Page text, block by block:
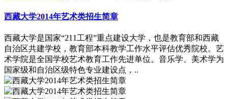
西藏大学2014年艺术类招生简章
西藏大学是国家“211工程”重点建设大学，也是教育部和西藏
自治区共建学校，教育部本科教学工作水平评估优秀院校。艺
术学院是全国学校艺术教育工作先进单位。音乐学、美术学为
国家级和自治区级特色专业建设点，..